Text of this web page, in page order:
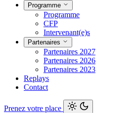
Programme
Programme
CFP
Intervenant(e)s
Partenaires
Partenaires 2027
Partenaires 2026
Partenaires 2023
Replays
Contact
Prenez votre place